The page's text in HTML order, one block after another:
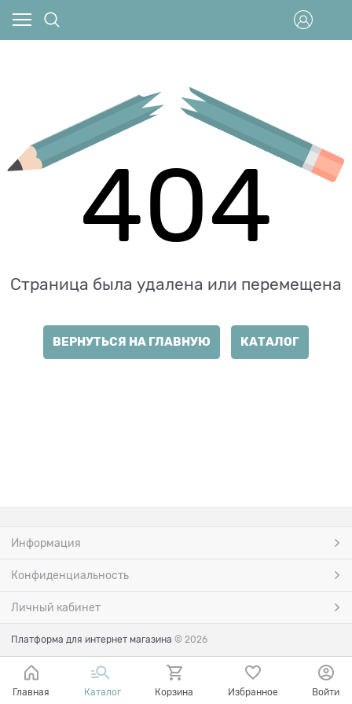
404
Страница была удалена или перемещена
ВЕРНУТЬСЯ НА ГЛАВНУЮ КАТАЛОГ
Информация
Конфиденциальность
Личный кабинет
Платформа для интернет магазина © 2026
Главная Каталог Корзина Избранное Войти